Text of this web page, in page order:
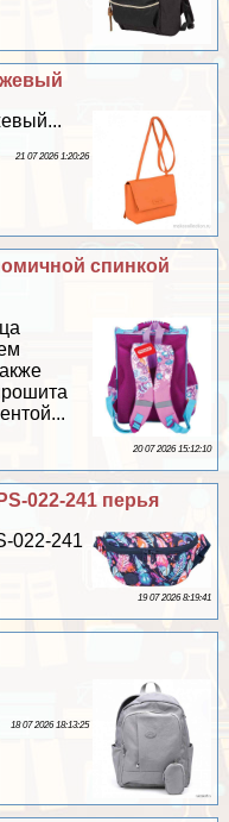
21 07 2026 1:20:26
спинкой
20 07 2026 15:12:10
022-241 перья
022-241
19 07 2026 8:19:41
18 07 2026 18:13:25